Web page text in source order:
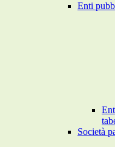
Enti
Società